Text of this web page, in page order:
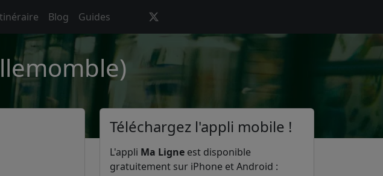
Blog Guides
Téléchargez l'appli mobile !
L'appli Ma Ligne est disponible
gratuitement sur iPhone et Android :